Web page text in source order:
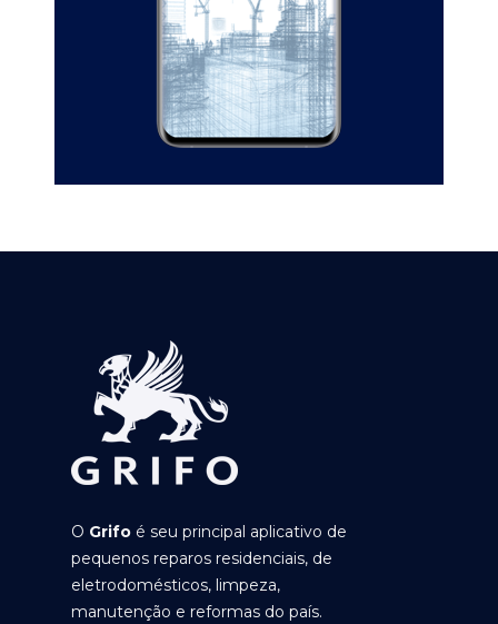
O Grifo é seu principal aplicativo de
pequenos reparos residenciais, de
eletrodomésticos, limpeza,
manutenção e reformas do país.